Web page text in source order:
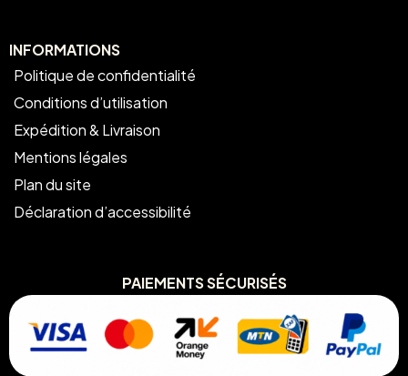
INFORMATIONS
Politique de confidentialité
Conditions d’utilisation
Expédition & Livraison
Mentions légales
Plan du site
Déclaration d’accessibilité
PAIEMENTS SÉCURISÉS